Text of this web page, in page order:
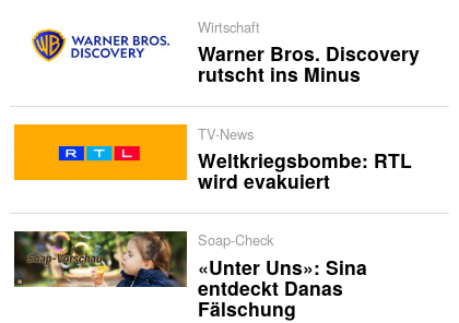
Wirtschaft
Warner Bros. Discovery
rutscht ins Minus
TV-News
Weltkriegsbombe: RTL
wird evakuiert
Soap-Check
«Unter Uns»: Sina
entdeckt Danas
Fälschung